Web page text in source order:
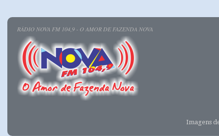
RÁDIO NOVA FM 104,9 - O AMOR DE FAZENDA NOVA
Imagens